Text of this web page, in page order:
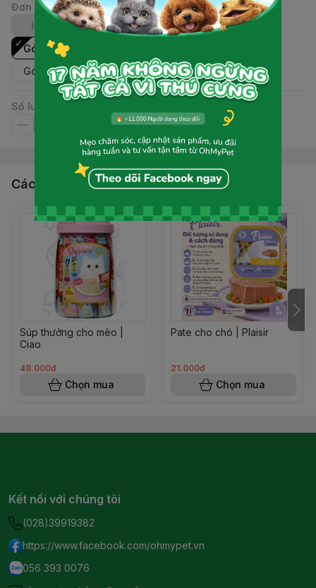
Đơn vị:
Hũ
Gói
Hũ | 50 tuýt
Gói | 5 tuýt (Cá ngừ & Collagen
Gói | 5 tuýt (Cá ngừ & xơ)
Số lượng
Các sản phẩm, dịch vụ khác
Súp thưởng cho mèo |
Ciao
48.000đ
Chọn mua
Pate cho chó | Plaisir
21.000đ
Chọn mua
Kết nối với chúng tôi
(028)39919382
https://www.facebook.com/ohmypet.vn
056 393 0076